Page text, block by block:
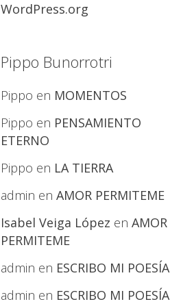
WordPress.org
Pippo Bunorrotri
Pippo en MOMENTOS
Pippo en PENSAMIENTO
ETERNO
Pippo en LA TIERRA
admin en AMOR PERMITEME
Isabel Veiga López en AMOR
PERMITEME
admin en ESCRIBO MI POESÍA
admin en ESCRIBO MI POESÍA